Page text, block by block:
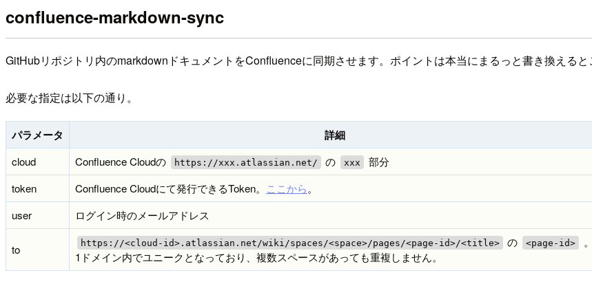
confluence-markdown-sync
GitHubリポジトリ内のmarkdownドキュメントをConfluenceに同期させます。ポイントは本当にまるっと書き換えると
必要な指定は以下の通り。
パラメータ 詳細
cloud Confluence Cloudの https://xxx.atlassian.net/ の xxx
部分
token
Confluence Cloudにて発行できるToken。 ここから。
user
ログイン時のメールアドレス
to https://<cloud-id>.atlassian.net/wiki/spaces/<space>/pages/<page-id>/<title> の <page-id>
。
1ドメイン内でユニークとなっており、複数スペースがあっても重複しません。